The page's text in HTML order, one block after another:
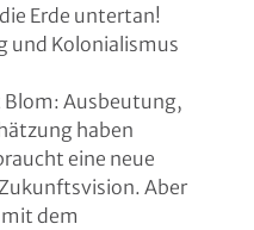
Erde untertan!
und Kolonialismus
Ausbeutung,
haben
eine neue
Aber
dem